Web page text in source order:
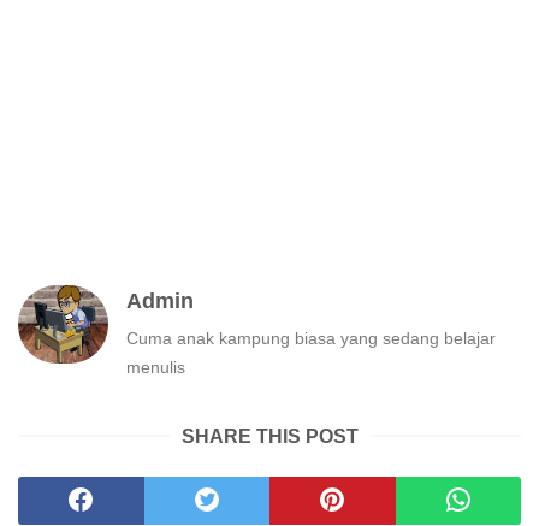
Admin
Cuma anak kampung biasa yang sedang belajar
menulis
SHARE THIS POST